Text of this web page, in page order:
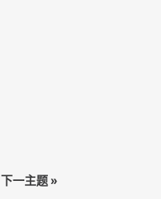
下一主题»